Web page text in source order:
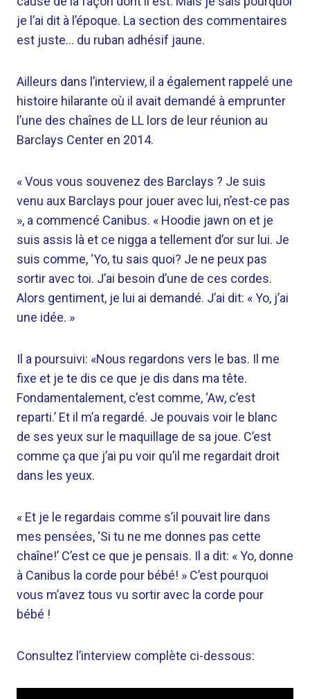
je l’ai dit à l’époque. La section des commentaires
est juste… du ruban adhésif jaune.
Ailleurs dans l’interview, il a également rappelé une
histoire hilarante où il avait demandé à emprunter
l’une des chaînes de LL lors de leur réunion au
Barclays Center en 2014.
« Vous vous souvenez des Barclays ? Je suis
venu aux Barclays pour jouer avec lui, n’est-ce pas
», a commencé Canibus. « Hoodie jawn on et je
suis assis là et ce nigga a tellement d’or sur lui. Je
suis comme, ‘Yo, tu sais quoi? Je ne peux pas
sortir avec toi. J’ai besoin d’une de ces cordes.
Alors gentiment, je lui ai demandé. J’ai dit: « Yo, j’ai
une idée. »
Il a poursuivi: «Nous regardons vers le bas. Il me
fixe et je te dis ce que je dis dans ma tête.
Fondamentalement, c’est comme, ‘Aw, c’est
reparti.’ Et il m’a regardé. Je pouvais voir le blanc
de ses yeux sur le maquillage de sa joue. C’est
comme ça que j’ai pu voir qu’il me regardait droit
dans les yeux.
« Et je le regardais comme s’il pouvait lire dans
mes pensées, ‘Si tu ne me donnes pas cette
chaîne!’ C’est ce que je pensais. Il a dit: « Yo, donne
à Canibus la corde pour bébé! » C’est pourquoi
vous m’avez tous vu sortir avec la corde pour
bébé !
Consultez l’interview complète ci-dessous: